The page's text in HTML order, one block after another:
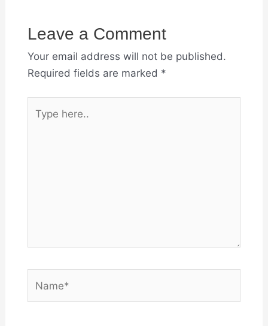
Leave a Comment
Your email address will not be published.
Required fields are marked *
here..